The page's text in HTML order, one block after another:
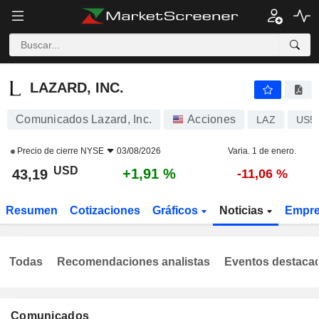
LAZARD, INC.
LAZARD, INC.
Comunicados Lazard, Inc. Acciones LAZ
Precio de cierre NYSE 03/08/2026 Varia. 1 de enero.
43,19 USD +1,91 % -11,06 %
Resumen Cotizaciones Gráficos Noticias
Comunicados
Todas Recomendaciones analistas Eventos